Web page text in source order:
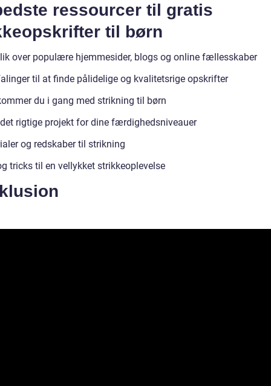
ressourcer til gratis
til børn
over populære hjemmesider, blogs og online fællesskaber
til at finde pålidelige og kvalitetsrige opskrifter
du i gang med strikning til børn
rigtige projekt for dine færdighedsniveauer
og redskaber til strikning
tricks til en vellykket strikkeoplevelse